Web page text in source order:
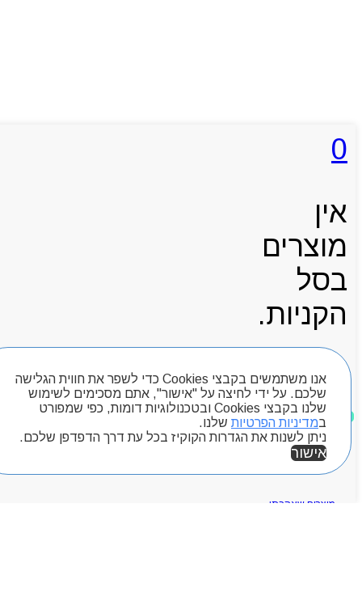
אנו משתמשים בקבצי Cookies כדי לשפר את חווית הגלישה
שלכם. על ידי לחיצה על "אישור", אתם מסכימים לשימוש
שלנו בקבצי Cookies ובטכנולוגיות דומות, כפי שמפורט
במדיניות הפרטיות שלנו.
ניתן לשנות את הגדרות הקוקיז בכל עת דרך הדפדפן שלכם.
אישור
0
אין
מוצרים
בסל
הקניות.
עגלת קניות
חיפוש מוצרים
מוצרים שאהבתי